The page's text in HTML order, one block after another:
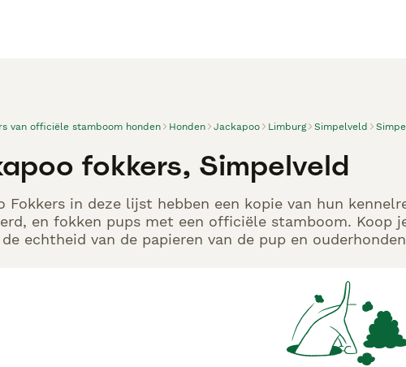
van officiële stamboom honden Honden Jackapoo Limburg Simpelveld
fokkers, Simpelveld
Fokkers in deze lijst hebben een kopie van hun
en fokken pups met een officiële stamboom.
de echtheid van de papieren van de pup en